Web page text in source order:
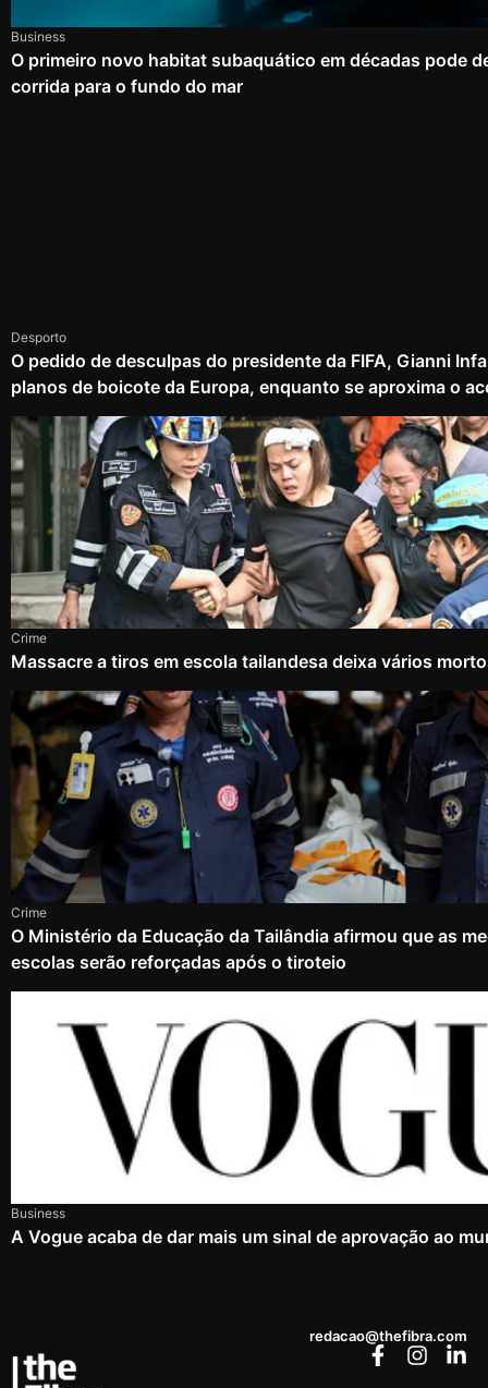
Business
O primeiro novo habitat subaquático em décadas pode
corrida para o fundo do mar
Desporto
O pedido de desculpas do presidente da FIFA, Gianni
planos de boicote da Europa, enquanto se aproxima o
Crime
Massacre a tiros em escola tailandesa deixa vários
Crime
O Ministério da Educação da Tailândia afirmou que as
escolas serão reforçadas após o tiroteio
Business
A Vogue acaba de dar mais um sinal de aprovação ao
redacao@thefibra.com